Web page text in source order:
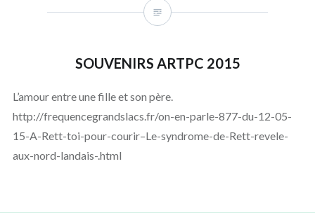
SOUVENIRS ARTPC 2015
L’amour entre une fille et son père.
http://frequencegrandslacs.fr/on-en-parle-877-du-12-05-
15-A-Rett-toi-pour-courir–Le-syndrome-de-Rett-revele-
aux-nord-landais-.html